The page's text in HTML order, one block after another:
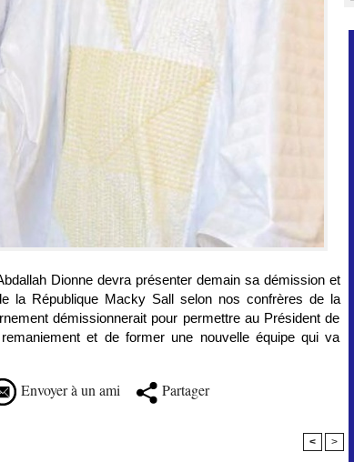
Dionne devra présenter demain sa démission et
la République Macky Sall selon nos confrères de la
démissionnerait pour permettre au Président de
et de former une nouvelle équipe qui va
Envoyer à un ami Partager
< >